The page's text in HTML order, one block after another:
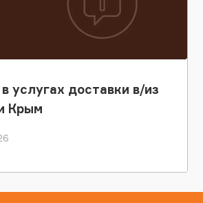
услугах доставки в/из
Крым